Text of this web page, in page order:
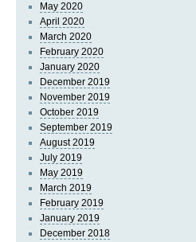
May 2020
April 2020
March 2020
February 2020
January 2020
December 2019
November 2019
October 2019
September 2019
August 2019
July 2019
May 2019
March 2019
February 2019
January 2019
December 2018